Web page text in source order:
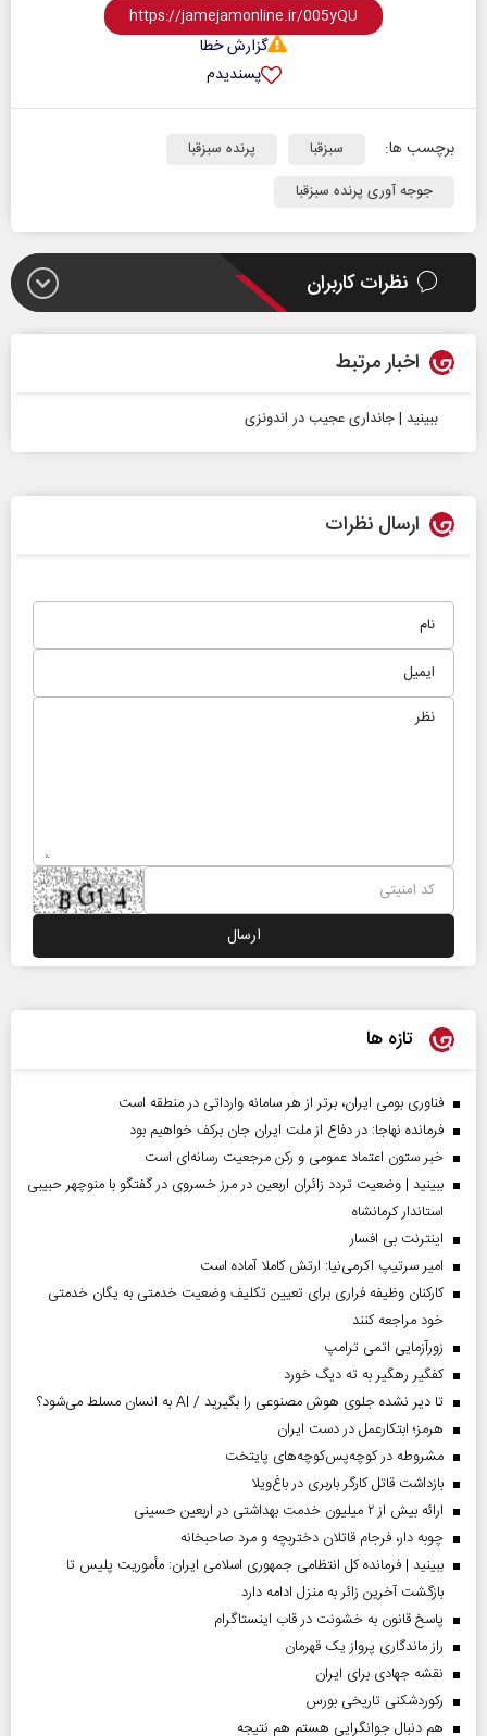
گزارش خطا
پسندیدم
برچسب ها: سبزقبا
پرنده سبزقبا
جوجه آوری پرنده سبزقبا
نظرات کاربران
اخبار مرتبط
ببینید | جانداری عجیب در اندونزی
ارسال نظرات
تازه ها
فناوری بومی ایران، برتر از هر سامانه وارداتی در منطقه است
فرمانده نهاجا: در دفاع از ملت ایران جان برکف خواهیم بود
خبر ستون اعتماد عمومی و رکن مرجعیت رسانه‌ای است
ببینید | وضعیت تردد زائران اربعین در مرز خسروی در گفتگو با منوچهر حبیبی
استاندار کرمانشاه
اینترنت بی افسار
امیر سرتیپ اکرمی‌نیا: ارتش کاملا آماده است
کارکنان وظیفه فراری برای تعیین تکلیف وضعیت خدمتی به یگان خدمتی
خود مراجعه کنند
زورآزمایی اتمی ترامپ
کفگیر رهگیر به ته دیگ خورد
تا دیر نشده جلوی هوش مصنوعی را بگیرید / AI به انسان مسلط می‌شود؟
هرمز؛ ابتکارعمل در دست ایران
مشروطه در کوچه‌پس‌کوچه‌های پایتخت
بازداشت قاتل کارگر باربری در باغ‌ویلا
ارائه بیش از ۲ میلیون خدمت بهداشتی در اربعین حسینی
چوبه دار، فرجام قاتلان دختربچه و مرد صاحبخانه
ببینید | فرمانده کل انتظامی جمهوری اسلامی ایران­: مأموریت پلیس تا
بازگشت آخرین زائر به منزل ادامه دارد
پاسخ قانون به خشونت در قاب اینستاگرام
راز ماندگاری پرواز یک قهرمان
نقشه جهادی برای ایران
رکوردشکنی تاریخی بورس
هم دنبال جوانگرایی هستم هم نتیجه